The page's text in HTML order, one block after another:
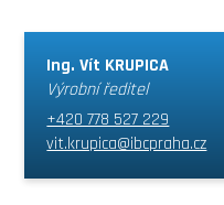
Ing. Vít KRUPICA
Výrobní ředitel
+420 778 527 229
vit.krupica@ibcpraha.cz